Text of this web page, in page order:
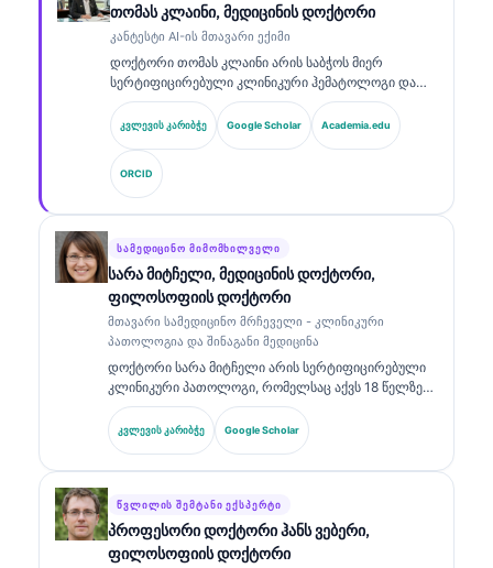
თომას კლაინი, მედიცინის დოქტორი
კანტესტი AI-ის მთავარი ექიმი
დოქტორი თომას კლაინი არის საბჭოს მიერ
სერტიფიცირებული კლინიკური ჰემატოლოგი და
ინტერნისტი, რომელსაც აქვს 15 წელზე მეტი
გამოცდილება ლაბორატორიულ მედიცინაში და AI-
ით მხარდაჭერილ კლინიკურ ანალიზში. როგორც
Kantesti AI-ის მთავარი სამედიცინო ოფიცერი, ის
უზრუნველყოფს საკუთრებაში არსებული
ნეირონული ქსელის სამედიცინო სიზუსტის
კლინიკურ ზედამხედველობას. დოქტორ კლაინს
ფართოდ აქვს გამოქვეყნებული ბიომარკერების
ინტერპრეტაციისა და ლაბორატორიული
დიაგნოსტიკის შესახებ ლაბორატორიული
მედიცინის თემებზე.
კვლევის კარიბჭე Google Scholar Academia.edu
ORCID
ᲡᲐᲛᲔᲓᲘᲪᲘᲜᲝ ᲛᲘᲛᲝᲛᲮᲘᲚᲕᲔᲚᲘ
სარა მიტჩელი, მედიცინის დოქტორი,
ფილოსოფიის დოქტორი
მთავარი სამედიცინო მრჩეველი - კლინიკური
პათოლოგია და შინაგანი მედიცინა
დოქტორი სარა მიტჩელი არის სერტიფიცირებული
კლინიკური პათოლოგი, რომელსაც აქვს 18 წელზე
მეტი გამოცდილება ლაბორატორიულ მედიცინაში
და დიაგნოსტიკურ ანალიზში. მას აქვს
სპეციალიზებული სერტიფიკატები კლინიკურ ქიმიაში
კლინიკურ პრაქტიკაში.
კვლევის კარიბჭე Google Scholar
ᲬᲕᲚᲘᲚᲘᲡ ᲨᲔᲛᲢᲐᲜᲘ ᲔᲥᲡᲞᲔᲠᲢᲘ
პროფესორი დოქტორი ჰანს ვებერი,
ფილოსოფიის დოქტორი